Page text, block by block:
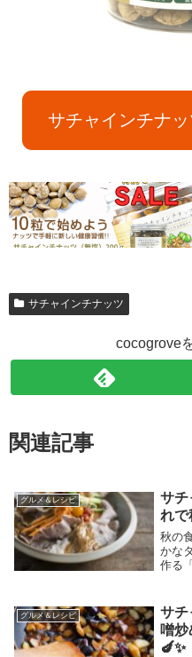
サチャインチナ
サチャインチナッツ
cocogrove
関連記事
グルメ＆レシピ
サチ
れで
秋の
かな
作る
回の
ま）
グルメ＆レシピ
サチ
噌炒
🍆✨